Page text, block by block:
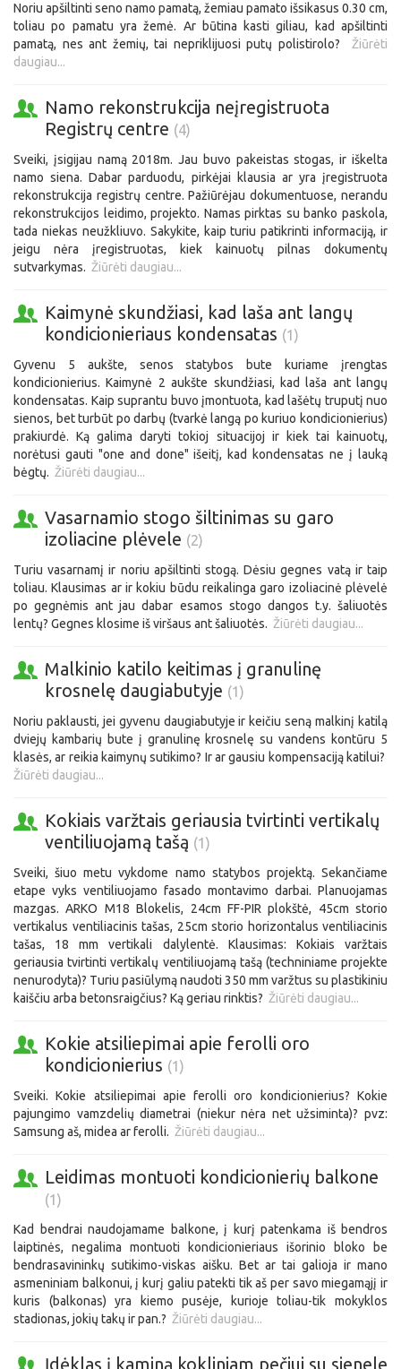
Noriu apšiltinti seno namo pamatą, žemiau pamato išsikasus 0.30 cm,
toliau po pamatu yra žemė. Ar būtina kasti giliau, kad apšiltinti
pamatą, nes ant žemių, tai nepriklijuosi putų polistirolo? Žiūrėti
daugiau...
Namo rekonstrukcija neįregistruota
Registrų centre (4)
Sveiki, įsigijau namą 2018m. Jau buvo pakeistas stogas, ir iškelta
namo siena. Dabar parduodu, pirkėjai klausia ar yra įregistruota
rekonstrukcija registrų centre. Pažiūrėjau dokumentuose, nerandu
rekonstrukcijos leidimo, projekto. Namas pirktas su banko paskola,
tada niekas neužkliuvo. Sakykite, kaip turiu patikrinti informaciją, ir
jeigu nėra įregistruotas, kiek kainuotų pilnas dokumentų
sutvarkymas. Žiūrėti daugiau...
Kaimynė skundžiasi, kad laša ant langų
kondicionieriaus kondensatas (1)
Gyvenu 5 aukšte, senos statybos bute kuriame įrengtas
kondicionierius. Kaimynė 2 aukšte skundžiasi, kad laša ant langų
kondensatas. Kaip suprantu buvo įmontuota, kad lašėtų truputį nuo
sienos, bet turbūt po darbų (tvarkė langą po kuriuo kondicionierius)
prakiurdė. Ką galima daryti tokioj situacijoj ir kiek tai kainuotų,
norėtusi gauti "one and done" išeitį, kad kondensatas ne į lauką
bėgtų. Žiūrėti daugiau...
Vasarnamio stogo šiltinimas su garo
izoliacine plėvele (2)
Turiu vasarnamį ir noriu apšiltinti stogą. Dėsiu gegnes vatą ir taip
toliau. Klausimas ar ir kokiu būdu reikalinga garo izoliacinė plėvelė
po gegnėmis ant jau dabar esamos stogo dangos t.y. šaliuotės
lentų? Gegnes klosime iš viršaus ant šaliuotės. Žiūrėti daugiau...
Malkinio katilo keitimas į granulinę
krosnelę daugiabutyje (1)
Noriu paklausti, jei gyvenu daugiabutyje ir keičiu seną malkinį katilą
dviejų kambarių bute į granulinę krosnelę su vandens kontūru 5
klasės, ar reikia kaimynų sutikimo? Ir ar gausiu kompensaciją katilui?
Žiūrėti daugiau...
Kokiais varžtais geriausia tvirtinti vertikalų
ventiliuojamą tašą (1)
Sveiki, šiuo metu vykdome namo statybos projektą. Sekančiame
etape vyks ventiliuojamo fasado montavimo darbai. Planuojamas
mazgas. ARKO M18 Blokelis, 24cm FF-PIR plokštė, 45cm storio
vertikalus ventiliacinis tašas, 25cm storio horizontalus ventiliacinis
tašas, 18 mm vertikali dalylentė. Klausimas: Kokiais varžtais
geriausia tvirtinti vertikalų ventiliuojamą tašą (techniniame projekte
nenurodyta)? Turiu pasiūlymą naudoti 350 mm varžtus su plastikiniu
kaiščiu arba betonsraigčius? Ką geriau rinktis? Žiūrėti daugiau...
Kokie atsiliepimai apie ferolli oro
kondicionierius (1)
Sveiki. Kokie atsiliepimai apie ferolli oro kondicionierius? Kokie
pajungimo vamzdelių diametrai (niekur nėra net užsiminta)? pvz:
Samsung aš, midea ar ferolli. Žiūrėti daugiau...
Leidimas montuoti kondicionierių balkone
(1)
Kad bendrai naudojamame balkone, į kurį patenkama iš bendros
laiptinės, negalima montuoti kondicionieriaus išorinio bloko be
bendrasavininkų sutikimo-viskas aišku. Bet ar tai galioja ir mano
asmeniniam balkonui, į kurį galiu patekti tik aš per savo miegamąjį ir
kuris (balkonas) yra kiemo pusėje, kurioje toliau-tik mokyklos
stadionas, jokių takų ir pan.? Žiūrėti daugiau...
Įdėklas į kaminą kokliniam pečiui su sienele